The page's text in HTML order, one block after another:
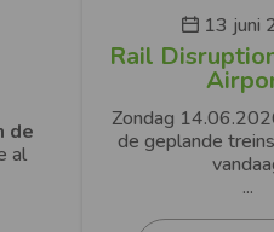
de
al
13 juni
Rail
Zondag
de geplande
...